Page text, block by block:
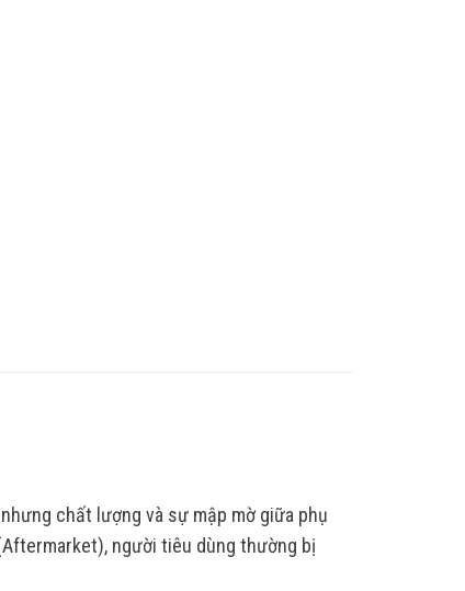
chất lượng và sự mập mờ giữa phụ
người tiêu dùng thường bị